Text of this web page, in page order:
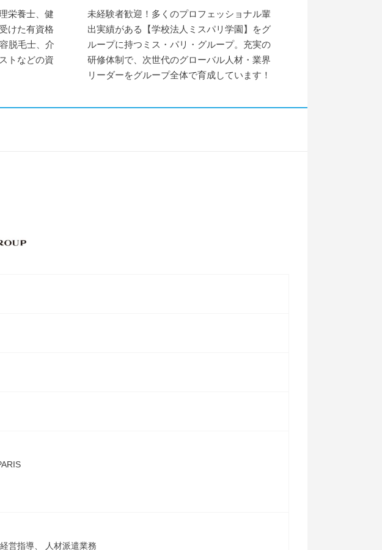
栄養士、健
けた有資格
脱毛士、介
トなどの資
未経験者歓迎！多くのプロフェッショナル輩
出実績がある【学校法人ミスパリ学園】をグ
ループに持つミス・パリ・グループ。充実の
研修体制で、次世代のグローバル人材・業界
リーダーをグループ全体で育成しています！
営指導、 人材派遣業務